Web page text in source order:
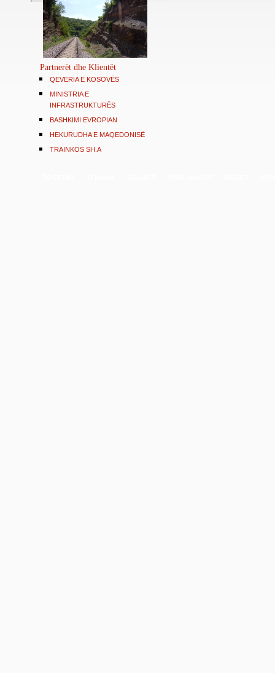
Partnerët dhe Klientët
QEVERIA E KOSOVËS
MINISTRIA E
INFRASTRUKTURËS
BASHKIMI EVROPIAN
HEKURUDHA E MAQEDONISË
TRAINKOS SH.A